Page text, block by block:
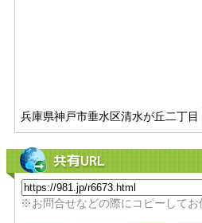
兵庫県神戸市垂水区清水が丘二丁目
共有URL
※お問合せなどの際にコピーしてお